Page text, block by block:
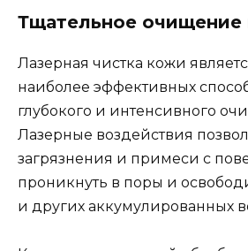
Тщательное
Лазерная чистка кожи
наиболее эффективных
глубокого и интенсивного
Лазерные воздействия
загрязнения и примеси с
проникнуть в поры и
и других аккумулированных